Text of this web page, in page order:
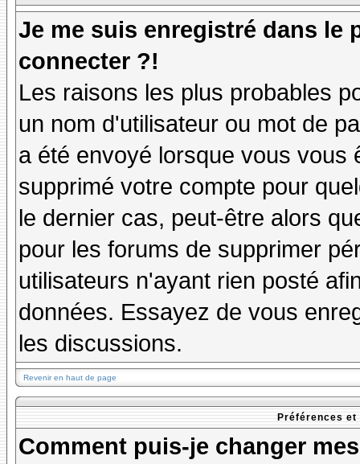
Je me suis enregistré dans le
connecter ?!
Les raisons les plus probables
un nom d'utilisateur ou mot de
a été envoyé lorsque vous vous
supprimé votre compte pour
le dernier cas, peut-être alors
pour les forums de supprimer
utilisateurs n'ayant rien posté
données. Essayez de vous
les discussions.
Revenir en haut de page
Préférences
Comment puis-je changer